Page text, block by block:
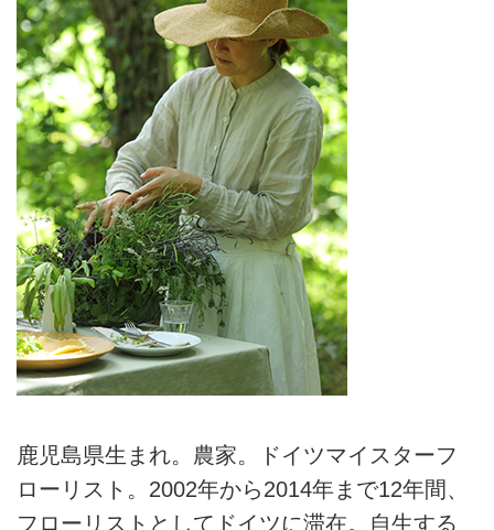
⿅児島県⽣まれ。農家。ドイツマイスターフ
ローリスト。2002年から2014年まで12年間、
フローリストとしてドイツに滞在。⾃⽣する